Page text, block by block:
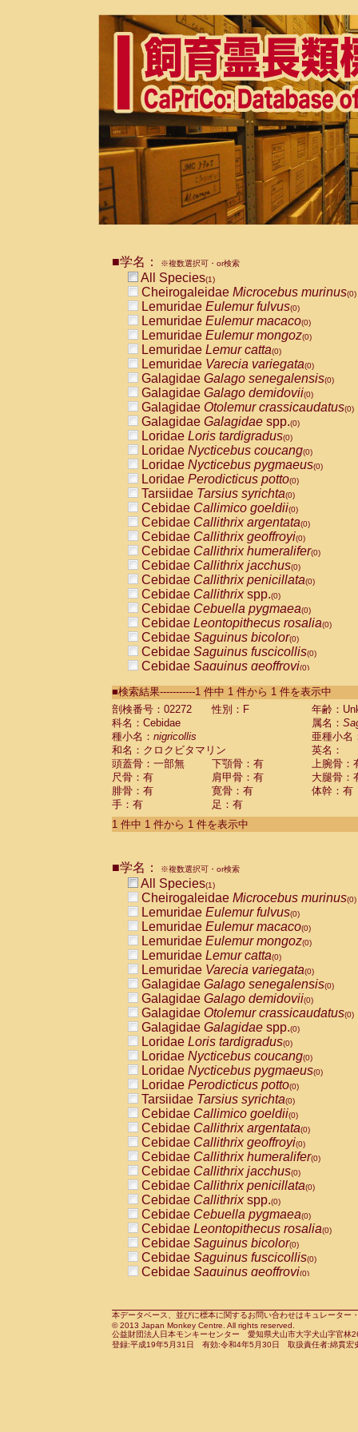
■学名： ※複数選択可・or検索
All Species(1)
Cheirogaleidae Microcebus murinus(0)
Lemuridae Eulemur fulvus(0)
Lemuridae Eulemur macaco(0)
Lemuridae Eulemur mongoz(0)
Lemuridae Lemur catta(0)
Lemuridae Varecia variegata(0)
Galagidae Galago senegalensis(0)
Galagidae Galago demidovii(0)
Galagidae Otolemur crassicaudatus(0)
Galagidae Galagidae spp.(0)
Loridae Loris tardigradus(0)
Loridae Nycticebus coucang(0)
Loridae Nycticebus pygmaeus(0)
Loridae Perodicticus potto(0)
Tarsiidae Tarsius syrichta(0)
Cebidae Callimico goeldii(0)
Cebidae Callithrix argentata(0)
Cebidae Callithrix geoffroyi(0)
Cebidae Callithrix humeralifer(0)
Cebidae Callithrix jacchus(0)
Cebidae Callithrix penicillata(0)
Cebidae Callithrixspp.(0)
Cebidae Cebuella pygmaea(0)
Cebidae Leontopithecus rosalia(0)
Cebidae Saguinus bicolor(0)
Cebidae Saguinus fuscicollis(0)
Cebidae Saguinus geoffroyi(0)
CebidaeSaguinus labiatus(0)
Cebidae Saguinus leucopus (0)
Cebidae
CebidaeSaguinus mystax
CebidaeSaguinus nigricollis (1)
Cebidae Saguinus oedipus
Cebidae Saguinus weddelli
Cebidae Saguinusspp.
Cebidae Aotus trivirgatus
Cebidae Cebus albifrons
CebidaeCebus nigrivittatus
CebidaeCebus
CebidaeSaimiri boliviensis(0)
CebidaeSaimiri sciureus(0)
AtelidaeAlouatta caraya(0)
AtelidaeAlouatta fusca(0)
AtelidaeAlouatta seniculus
AtelidaeAlouattaspp.(0)
AtelidaeAteles belzebuth(0)
AtelidaeAteles geoffroyi(0)
AtelidaeAteles paniscus(0)
AtelidaeAtelesspp.(0)
Atelidae Lagothrix lagothricha
AtelidaeLagothrix lagothricha cana
PitheciidaeCacajao calvus
PitheciidaeCallicebus cupreus
PitheciidaeCallicebus donacophilus
PitheciidaeCallicebus moloch
PitheciidaeCallicebus torquatus
PitheciidaeCallicebusspp.(0)
PitheciidaeChiropotes satanas(0)
PitheciidaePithecia monachus
PitheciidaePithecia pithecia(0)
CercopithecidaeCercocebus agilis
CercopithecidaeCercocebus
CercopithecidaeCercocebus
CercopithecidaeCercocebus
CercopithecidaeCercocebus
CercopithecidaeCercocebushybrid
CercopithecidaePapio anubis(0)
CercopithecidaePapio cynocephalus
CercopithecidaePapio hamadryas(0)
■検索結果-----------1 件中 1 件から 1 件を表示中
剖検番号：02272
性別：F
年齢：
科名：Cebidae
属名：
種小名： nigricollis
亜種小名
和名：クロクビタマリン
英名：
頭蓋骨：一部無
下顎骨：有
上腕骨：
尺骨：有
肩甲骨：有
大腿骨：
腓骨：有
寛骨：有
体幹：有
手：有
足：有
1 件中 1 件から 1 件を表示中
■学名： ※複数選択可・or検索
All Species(1)
Cheirogaleidae Microcebus murinus(0)
Lemuridae Eulemur fulvus(0)
Lemuridae Eulemur macaco(0)
Lemuridae Eulemur mongoz(0)
Lemuridae Lemur catta(0)
Lemuridae Varecia variegata(0)
Galagidae Galago senegalensis(0)
Galagidae Galago demidovii(0)
Galagidae Otolemur crassicaudatus(0)
Galagidae Galagidae spp.(0)
Loridae Loris tardigradus(0)
Loridae Nycticebus coucang(0)
Loridae Nycticebus pygmaeus(0)
Loridae Perodicticus potto(0)
Tarsiidae Tarsius syrichta(0)
Cebidae Callimico goeldii(0)
Cebidae Callithrix argentata(0)
Cebidae Callithrix geoffroyi(0)
Cebidae Callithrix humeralifer(0)
Cebidae Callithrix jacchus(0)
Cebidae Callithrix penicillata(0)
Cebidae Callithrixspp.(0)
Cebidae Cebuella pygmaea(0)
Cebidae Leontopithecus rosalia(0)
Cebidae Saguinus bicolor(0)
Cebidae Saguinus fuscicollis(0)
Cebidae Saguinus geoffroyi(0)
CebidaeSaguinus leucopus(0)
CebidaeSaguinus midas(0)
Cebidae Saguinus mystax(0)
本データベース、並びに標本に関するお問い合わせはキュレータ
© 2013 Japan Monkey Centre. All rights reserved.
公益財団法人日本モンキーセンター 愛知県犬山市大字犬山字官
登録:平成19年5月31日 有効:令和4年5月30日 取扱責任者:綿貫宏